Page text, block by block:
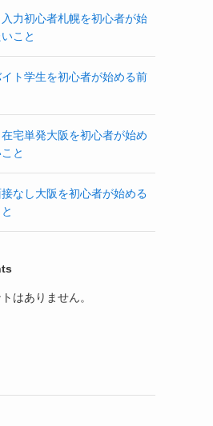
力初心者札幌を初心者が始
こと
ト学生を初心者が始める前
宅単発大阪を初心者が始め
と
なし大阪を初心者が始める
はありません。